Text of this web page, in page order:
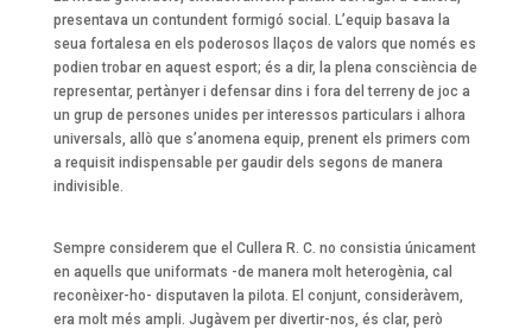
presentava un contundent formigó social. L’equip basava la
seua fortalesa en els poderosos llaços de valors que només es
podien trobar en aquest esport; és a dir, la plena consciència de
representar, pertànyer i defensar dins i fora del terreny de joc a
un grup de persones unides per interessos particulars i alhora
universals, allò que s’anomena equip, prenent els primers com
a requisit indispensable per gaudir dels segons de manera
indivisible.
Sempre considerem que el Cullera R. C. no consistia únicament
en aquells que uniformats -de manera molt heterogènia, cal
reconèixer-ho- disputaven la pilota. El conjunt, consideràvem,
era molt més ampli. Jugàvem per divertir-nos, és clar, però